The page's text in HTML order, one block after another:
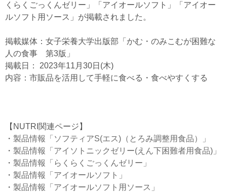
くらくごっくんゼリー」「アイオールソフト」「アイオー
ルソフト用ソース」が掲載されました。
掲載媒体：女子栄養大学出版部「かむ・のみこむが困難な
人の食事 第3版」
掲載日： 2023年11月30日(木)
内容：市販品を活用して手軽に食べる・食べやすくする
【NUTRI関連ページ】
・ 製品情報「ソフティアS(エス)（とろみ調整用食品）」
・ 製品情報「アイソトニックゼリー(えん下困難者用食品)」
・ 製品情報「らくらくごっくんゼリー」
・ 製品情報「アイオールソフト」
・ 製品情報「アイオールソフト用ソース」